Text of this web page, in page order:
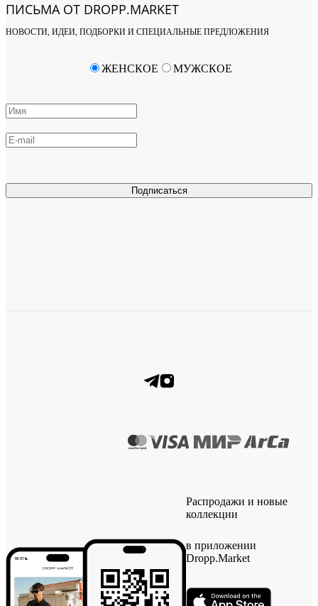
ПИСЬМА ОТ DROPP.MARKET
НОВОСТИ, ИДЕИ, ПОДБОРКИ И СПЕЦИАЛЬНЫЕ ПРЕДЛОЖЕНИЯ
Подписаться
ЖЕНСКОЕ МУЖСКОЕ
Распродажи и новые
коллекции
в приложении
Dropp.Market